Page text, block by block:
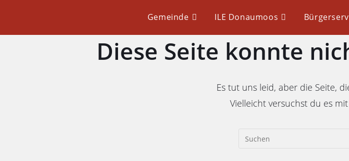
Gemeinde ILE Donaumoos
Diese Seite konnte
Es tut uns leid, aber die Seite,
Vielleicht versuchst du es